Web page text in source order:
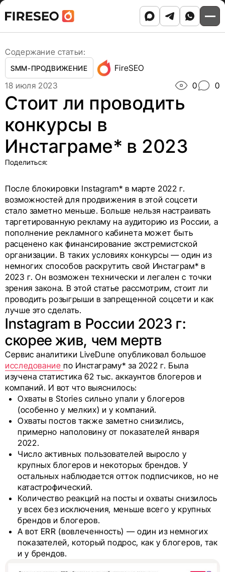
Skip
toСсылки
хлебных
Ссылки
хлебных
Стоит ли проводить конкурсы в Инстаграме* в 2023
Содержание статьи:
SMM-ПРОДВИЖЕНИЕ
FireSEO
18 июля 2023
0 0
Стоит ли проводить
конкурсы в
Инстаграме* в 2023
Поделиться:
После блокировки Instagram* в марте 2022 г.
возможностей для продвижения в этой соцсети
стало заметно меньше. Больше нельзя настраивать
таргетированную рекламу на аудиторию из России, а
пополнение рекламного кабинета может быть
расценено как финансирование экстремистской
организации. В таких условиях конкурсы — один из
немногих способов раскрутить свой Инстаграм* в
2023 г. Он возможен технически и легален с точки
зрения закона. В этой статье рассмотрим, стоит ли
проводить розыгрыши в запрещенной соцсети и как
лучше это сделать.
Instagram в России 2023 г:
скорее жив, чем мертв
Сервис аналитики LiveDune опубликовал большое
исследованиепо Инстаграму* за 2022 г. Была
изучена статистика 62 тыс. аккаунтов блогеров и
компаний. И вот что выяснилось:
Охваты в Stories сильно упали у блогеров
(особенно у мелких) и у компаний.
Охваты постов также заметно снизились,
примерно наполовину от показателей января
2022.
Число активных пользователей выросло у
крупных блогеров и некоторых брендов. У
остальных наблюдается отток подписчиков, но не
катастрофический.
Количество реакций на посты и охваты снизилось
у всех без исключения, меньше всего у крупных
брендов и блогеров.
А вот ERR (вовлеченность) — один из немногих
показателей, который подрос, как у блогеров, так
и у брендов.